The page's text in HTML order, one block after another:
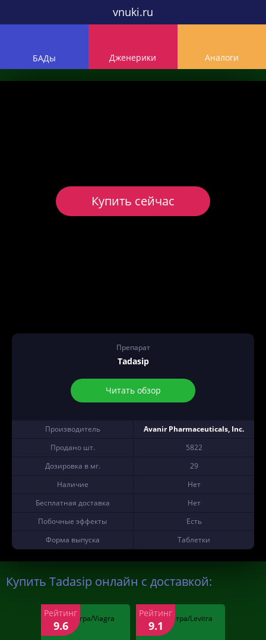
vnuki.ru
БАДы Дженерики Аналоги
Препарат
Tadasip
Читать обзор
Производитель
Avanir Pharmaceuticals, Inc.
Продано шт.
5822
Дозировка в мг.
29
Наличие
Нет
Бесплатная доставка
Нет
Побочные эффекты
Есть
Форма выпуска
Таблетки
Купить сейчас
Купить Tadasip онлайн с доставкой:
Рейтинг
9.6
Рейтинг
9.1